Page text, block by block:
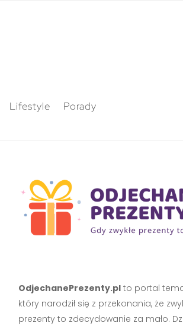
Lifestyle Porady
OdjechanePrezenty.plto portal
który narodził się z przekonania, że
prezenty to zdecydowanie za mało.